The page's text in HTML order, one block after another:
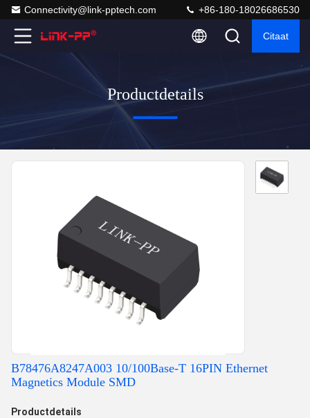
Connectivity@link-pptech.com +86-180-18026686530
Citaat
Productdetails
B78476A8247A003 10/100Base-T 16PIN Ethernet
Magnetics Module SMD
Productdetails